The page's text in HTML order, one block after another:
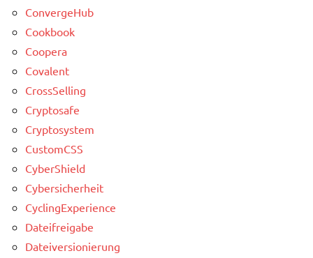
ConvergeHub
Cookbook
Coopera
Covalent
CrossSelling
Cryptosafe
Cryptosystem
CustomCSS
CyberShield
Cybersicherheit
CyclingExperience
Dateifreigabe
Dateiversionierung